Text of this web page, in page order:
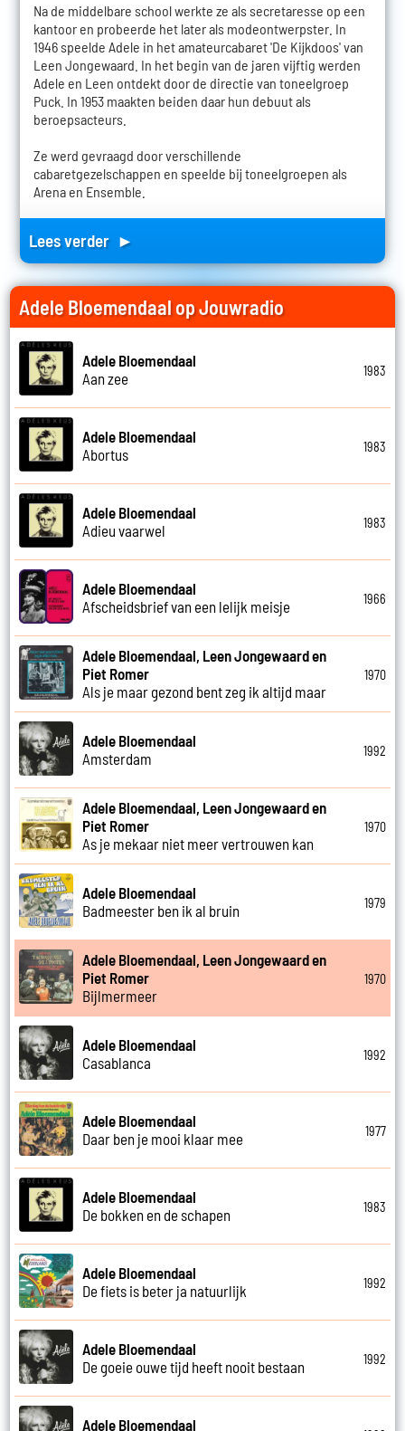
Na de middelbare school werkte ze als secretaresse op een
kantoor en probeerde het later als modeontwerpster. In
1946 speelde Adele in het amateurcabaret 'De Kijkdoos' van
Leen Jongewaard. In het begin van de jaren vijftig werden
Adele en Leen ontdekt door de directie van toneelgroep
Puck. In 1953 maakten beiden daar hun debuut als
beroepsacteurs.
Ze werd gevraagd door verschillende
cabaretgezelschappen en speelde bij toneelgroepen als
Arena en Ensemble.
Lees verder ►
Adele Bloemendaal op Jouwradio
Adele Bloemendaal
Aan zee
1983
Adele Bloemendaal
Abortus
1983
Adele Bloemendaal
Adieu vaarwel
1983
Adele Bloemendaal
Afscheidsbrief van een lelijk meisje
1966
Adele Bloemendaal, Leen Jongewaard en
Piet Romer
Als je maar gezond bent zeg ik altijd maar
1970
Adele Bloemendaal
Amsterdam
1992
Adele Bloemendaal, Leen Jongewaard en
Piet Romer
As je mekaar niet meer vertrouwen kan
1970
Adele Bloemendaal
Badmeester ben ik al bruin
1979
Adele Bloemendaal, Leen Jongewaard en
Piet Romer
Bijlmermeer
1970
Adele Bloemendaal
Casablanca
1992
Adele Bloemendaal
Daar ben je mooi klaar mee
1977
Adele Bloemendaal
De bokken en de schapen
1983
Adele Bloemendaal
De fiets is beter ja natuurlijk
1992
Adele Bloemendaal
De goeie ouwe tijd heeft nooit bestaan
1992
Adele Bloemendaal